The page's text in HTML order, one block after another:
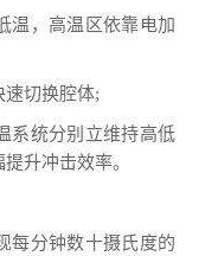
，高温区依靠电加
切换腔体;
统分别立维持高低
升冲击效率。
分钟数十摄氏度的